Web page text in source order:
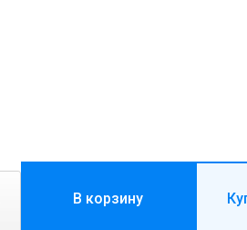
В корзину